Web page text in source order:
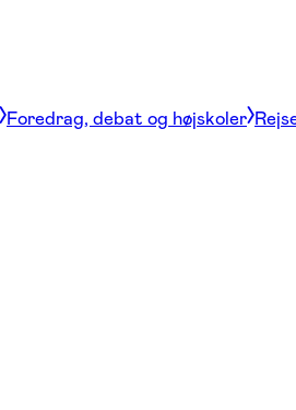
Foredrag, debat og højskoler